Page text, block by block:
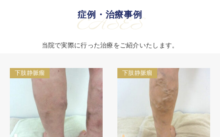
症例・治療事例
CASES
当院で実際に行った治療をご紹介いたします。
下肢静脈瘤 下肢静脈瘤